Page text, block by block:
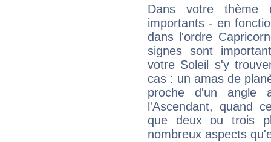
Dans votre thème
importants - en
dans l'ordre
signes sont
votre Soleil s'y
cas : un amas de
proche d'un
l'Ascendant, quand
que deux ou trois
nombreux aspects